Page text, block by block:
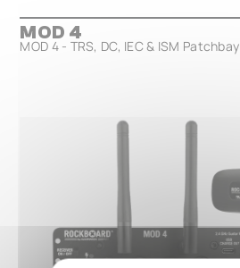
MOD 4
MOD 4 - TRS, DC, IEC & ISM Patchbay